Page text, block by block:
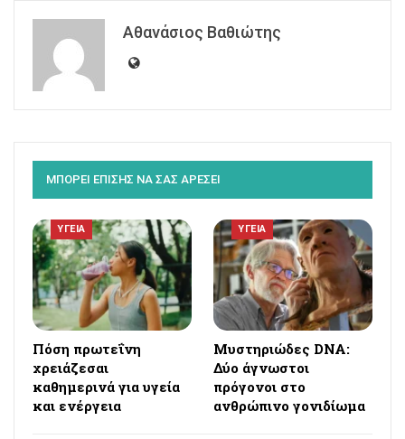
Αθανάσιος Βαθιώτης
ΜΠΟΡΕΙ ΕΠΙΣΗΣ ΝΑ ΣΑΣ ΑΡΕΣΕΙ
ΥΓΕΙΑ
Πόση πρωτεΐνη
χρειάζεσαι
καθημερινά για υγεία
και ενέργεια
ΥΓΕΙΑ
Μυστηριώδες DNA:
Δύο άγνωστοι
πρόγονοι στο
ανθρώπινο γονιδίωμα